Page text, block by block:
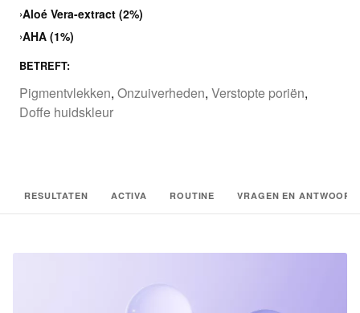
›Aloé Vera-extract (2%)
›AHA (1%)
BETREFT:
Pigmentvlekken, Onzuiverheden, Verstopte poriën,
Doffe huidskleur
RESULTATEN ACTIVA ROUTINE VRAGEN EN